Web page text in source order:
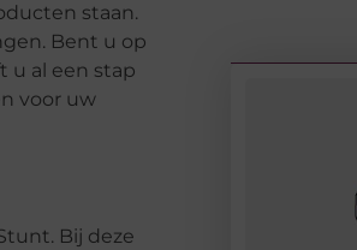
staan.
Bent u op
u al een stap
voor uw
Bij deze